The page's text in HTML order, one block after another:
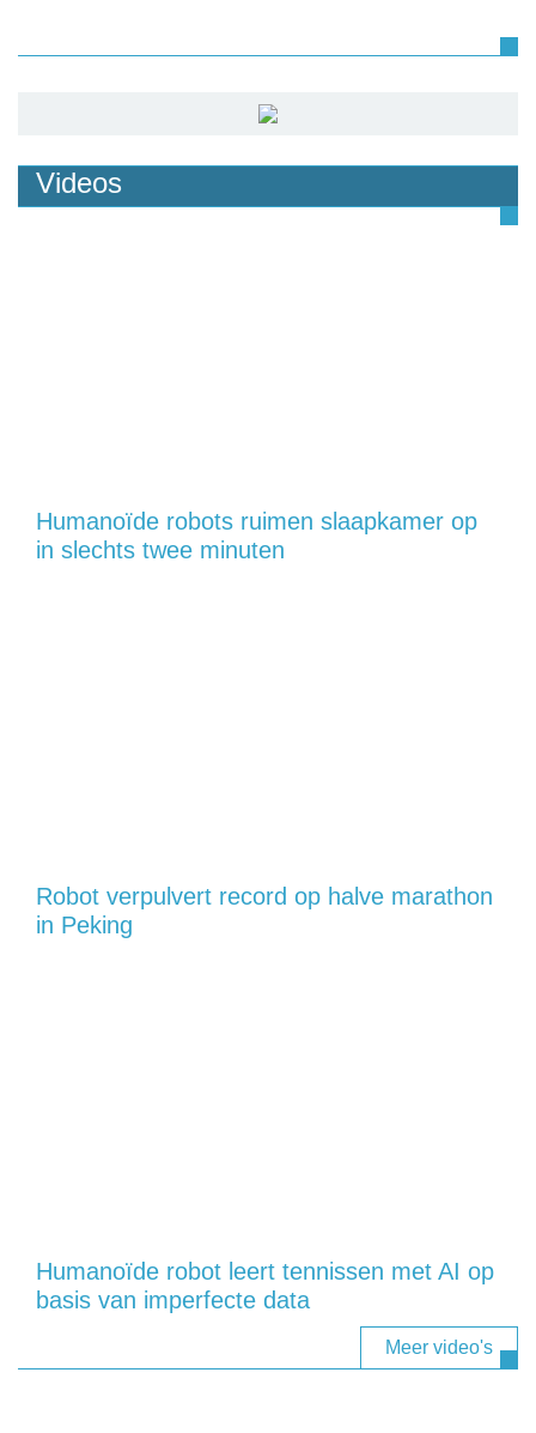
Videos
Humanoïde robots ruimen slaapkamer op
in slechts twee minuten
Robot verpulvert record op halve marathon
in Peking
Humanoïde robot leert tennissen met AI op
basis van imperfecte data
Meer video's